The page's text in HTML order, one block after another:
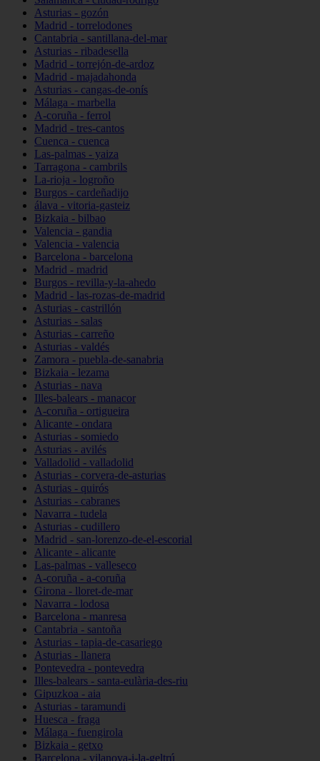
Asturias - gozón
Madrid - torrelodones
Cantabria - santillana-del-mar
Asturias - ribadesella
Madrid - torrejón-de-ardoz
Madrid - majadahonda
Asturias - cangas-de-onís
Málaga - marbella
A-coruña - ferrol
Madrid - tres-cantos
Cuenca - cuenca
Las-palmas - yaiza
Tarragona - cambrils
La-rioja - logroño
Burgos - cardeñadijo
álava - vitoria-gasteiz
Bizkaia - bilbao
Valencia - gandia
Valencia - valencia
Barcelona - barcelona
Madrid - madrid
Burgos - revilla-y-la-ahedo
Madrid - las-rozas-de-madrid
Asturias - castrillón
Asturias - salas
Asturias - carreño
Asturias - valdés
Zamora - puebla-de-sanabria
Bizkaia - lezama
Asturias - nava
Illes-balears - manacor
A-coruña - ortigueira
Alicante - ondara
Asturias - somiedo
Asturias - avilés
Valladolid - valladolid
Asturias - corvera-de-asturias
Asturias - quirós
Asturias - cabranes
Navarra - tudela
Asturias - cudillero
Madrid - san-lorenzo-de-el-escorial
Alicante - alicante
Las-palmas - valleseco
A-coruña - a-coruña
Girona - lloret-de-mar
Navarra - lodosa
Barcelona - manresa
Cantabria - santoña
Asturias - tapia-de-casariego
Asturias - llanera
Pontevedra - pontevedra
Illes-balears - santa-eulària-des-riu
Gipuzkoa - aia
Asturias - taramundi
Huesca - fraga
Málaga - fuengirola
Bizkaia - getxo
Barcelona - vilanova-i-la-geltrú